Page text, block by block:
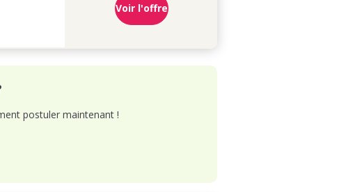
Voir l'offre
postuler maintenant !